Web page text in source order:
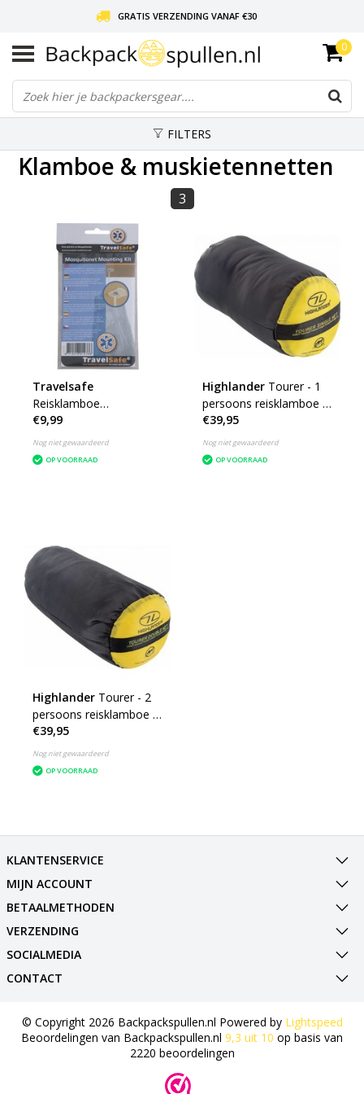
GRATIS VERZENDING VANAF €30
LIEFDE VOOR BACKPACKEN!
30 DAGEN GRATIS RETOUR
0
FILTERS
Klamboe & muskietennetten
3
Travelsafe
Reisklamboe
ophangsysteem
€9,99
Nog niet gewaardeerd
OP VOORRAAD
Highlander Tourer - 1
persoons reisklamboe -
geïmpregneerd
muskietennet - wit
€39,95
Nog niet gewaardeerd
OP VOORRAAD
Highlander Tourer - 2
persoons reisklamboe -
geïmpregneerd
muskietennet - wit
€39,95
Nog niet gewaardeerd
OP VOORRAAD
KLANTENSERVICE
MIJN ACCOUNT
BETAALMETHODEN
VERZENDING
SOCIALMEDIA
CONTACT
© Copyright 2026 Backpackspullen.nl Powered by Lightspeed
Beoordelingen van Backpackspullen.nl 9,3 uit 10 op basis van
2220 beoordelingen